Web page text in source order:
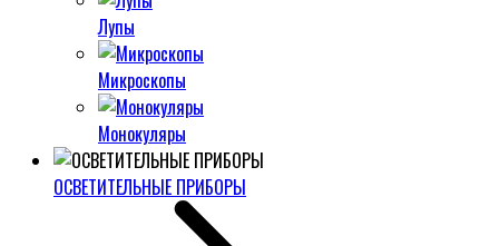
Лупы
Микроскопы
Монокуляры
ОСВЕТИТЕЛЬНЫЕ ПРИБОРЫ